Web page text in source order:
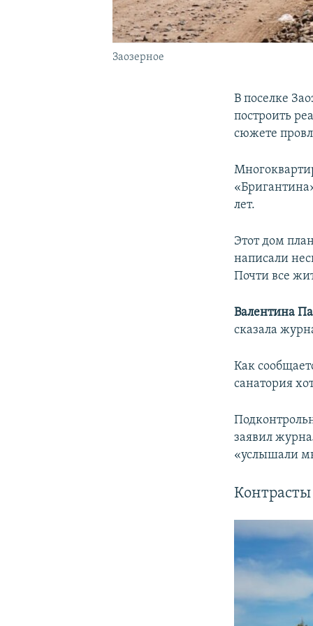
Заозерное
В поселке
построить
сюжете
лет.
Этот дом
написали
Почти все
Валентина
сказала
Как
санатория
заявил
«услышали
Контрасты